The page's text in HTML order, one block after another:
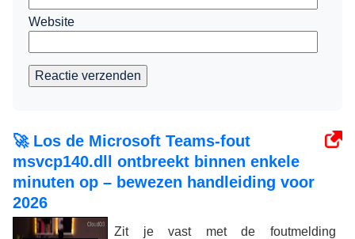
Website
Reactie verzenden
🚀 Los de Microsoft Teams-fout
msvcp140.dll ontbreekt binnen enkele
minuten op – bewezen handleiding voor
2026
Zit je vast met de foutmelding